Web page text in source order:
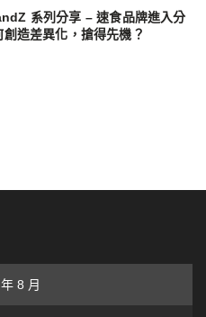
系列分享 – 速食品牌進入分
造差異化，搶得先機？
8 月